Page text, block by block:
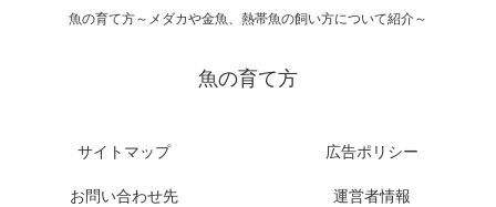
魚の育て方～メダカや金魚、熱帯魚の飼い方について紹介～
魚の育て方
サイトマップ 広告ポリシー
お問い合わせ先 運営者情報